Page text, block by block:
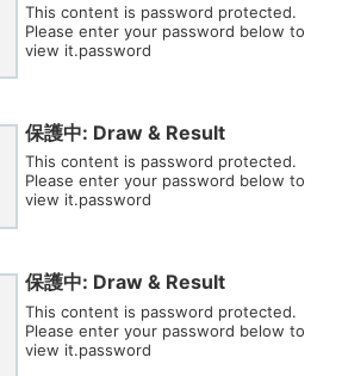
This content is password protected.
Please enter your password below to
view it.password
保護中: Draw & Result
This content is password protected.
Please enter your password below to
view it.password
保護中: Draw & Result
This content is password protected.
Please enter your password below to
view it.password